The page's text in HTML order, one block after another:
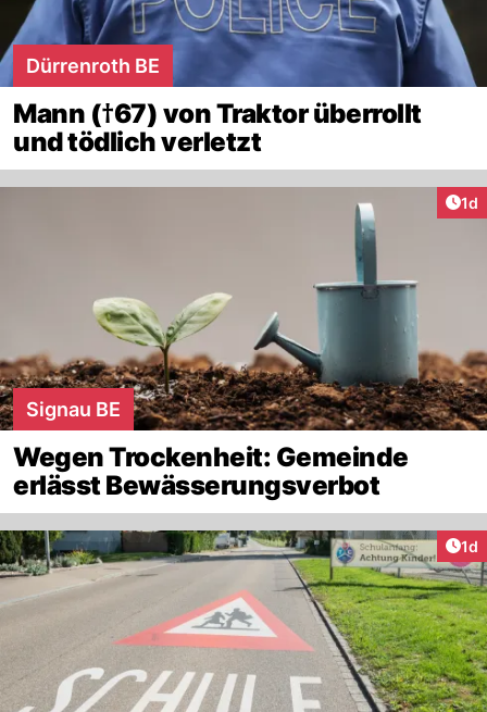
Dürrenroth BE
Mann (†67) von Traktor überrollt
und tödlich verletzt
1d
Signau BE
Wegen Trockenheit: Gemeinde
erlässt Bewässerungsverbot
1d